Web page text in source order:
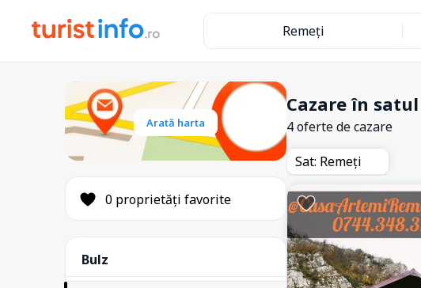
Remeți
Arată harta
0 proprietăți favorite
Bulz
Cazare în
4 oferte de cazare
Sat: Remeți